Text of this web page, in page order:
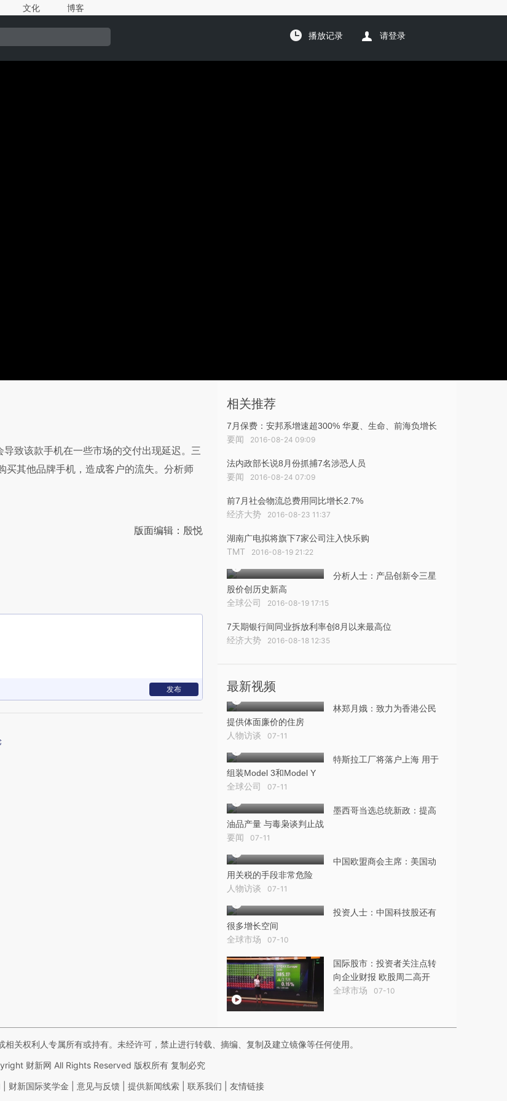
文化 博客
播放记录 请登录
致该款手机在一些市场的交付出现延迟。三
买其他品牌手机，造成客户的流失。分析师
版面编辑：殷悦
发布
相关推荐
7月保费：安邦系增速超300% 华夏、生命、前海负增长
要闻 2016-08-24 09:09
法内政部长说8月份抓捕7名涉恐人员
要闻 2016-08-24 07:09
前7月社会物流总费用同比增长2.7%
经济大势 2016-08-23 11:37
湖南广电拟将旗下7家公司注入快乐购
TMT 2016-08-19 21:22
分析人士：产品创新令三星
股价创历史新高
全球公司 2016-08-19 17:15
7天期银行间同业拆放利率创8月以来最高位
经济大势 2016-08-18 12:35
最新视频
林郑月娥：致力为香港公民
提供体面廉价的住房
人物访谈 07-11
特斯拉工厂将落户上海 用于
组装Model 3和Model Y
全球公司 07-11
墨西哥当选总统新政：提高
油品产量 与毒枭谈判止战
要闻 07-11
中国欧盟商会主席：美国动
用关税的手段非常危险
人物访谈 07-11
投资人士：中国科技股还有
很多增长空间
全球市场 07-10
国际股市：投资者关注点转
向企业财报 欧股周二高开
全球市场 07-10
关权利人专属所有或持有。未经许可，禁止进行转载、摘编、复制及建立镜像等任何使用。
财新网 All Rights Reserved 版权所有 复制必究
财新国际奖学金 意见与反馈 提供新闻线索 联系我们 友情链接